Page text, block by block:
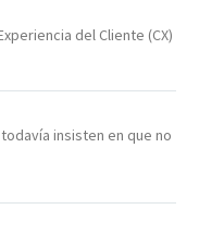
del Cliente (CX)
insisten en que no